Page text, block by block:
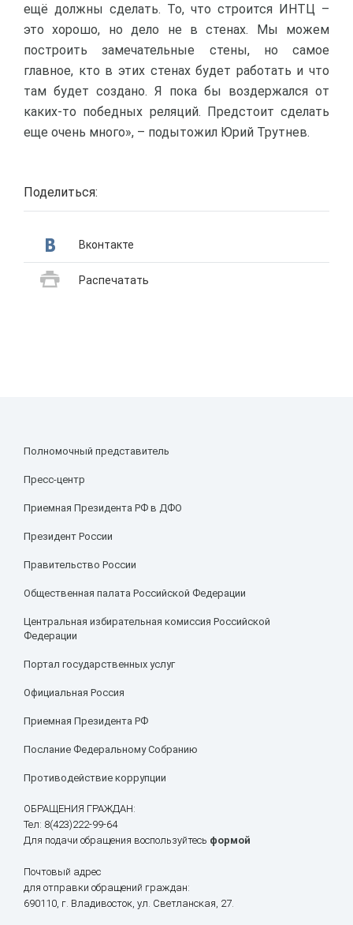
ещё должны сделать. То, что строится ИНТЦ –
это хорошо, но дело не в стенах. Мы можем
построить замечательные стены, но самое
главное, кто в этих стенах будет работать и что
там будет создано. Я пока бы воздержался от
каких-то победных реляций. Предстоит сделать
еще очень много», – подытожил Юрий Трутнев.
Поделиться:
Вконтакте
Распечатать
Полномочный представитель
Пресс-центр
Приемная Президента РФ в ДФО
Президент России
Правительство России
Общественная палата Российской Федерации
Центральная избирательная комиссия Российской
Федерации
Портал государственных услуг
Официальная Россия
Приемная Президента РФ
Послание Федеральному Собранию
Противодействие коррупции
ОБРАЩЕНИЯ ГРАЖДАН:
Тел: 8(423)222-99-64
Для подачи обращения воспользуйтесь формой
Почтовый адрес
для отправки обращений граждан:
690110, г. Владивосток, ул. Светланская, 27.